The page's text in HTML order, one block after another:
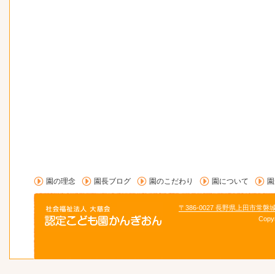
園の理念 園長ブログ 園のこだわり 園について
〒386-0027 長野県上田市常磐